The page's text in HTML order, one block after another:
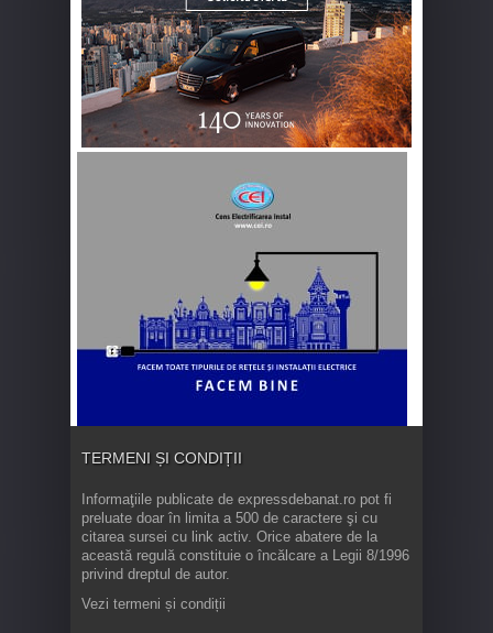
TERMENI ȘI CONDIȚII
Informaţiile publicate de expressdebanat.ro pot fi
preluate doar în limita a 500 de caractere şi cu
citarea sursei cu link activ. Orice abatere de la
această regulă constituie o încălcare a Legii 8/1996
privind dreptul de autor.
Vezi termeni și condiții